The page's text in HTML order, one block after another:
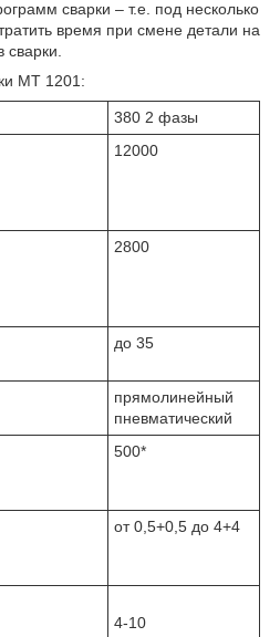
сварки – т.е. под несколько
время при смене детали на
МТ 1201:
380 2 фазы
12000
2800
до 35
прямолинейный
пневматический
500*
от 0,5+0,5 до 4+4
4-10